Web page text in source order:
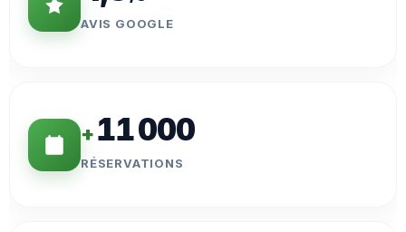
AVIS GOOGLE
+11 000
RÉSERVATIONS